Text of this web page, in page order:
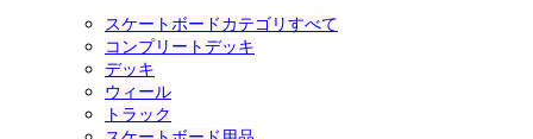
スケートボードカテゴリすべて
コンプリートデッキ
デッキ
ウィール
トラック